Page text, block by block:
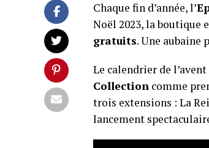
Chaque fin d’année, l’
Noël 2023, la boutique
gratuits. Une aubaine
Le calendrier de l’avent
Collection comme
trois extensions : La
lancement